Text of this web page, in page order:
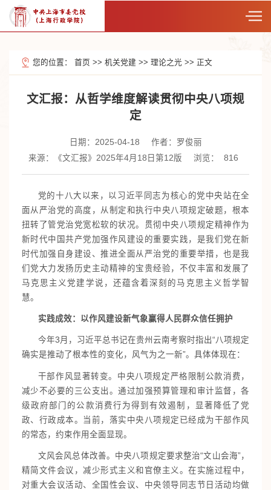
您的位置： 首页 >> 机关党建 >> 理论之光 >> 正文
文汇报：从哲学维度解读贯彻中央八项规
定
日期：2025-04-18
作者：罗俊丽
来源：《文汇报》2025年4月18日第12版
浏览： 816
党的十八大以来，以习近平同志为核心的党中央站在全
面从严治党的高度，从制定和执行中央八项规定破题，根本
扭转了管党治党宽松软的状况。贯彻中央八项规定精神作为
新时代中国共产党加强作风建设的重要实践，是我们党在新
时代加强自身建设、推进全面从严治党的重要举措，也是我
们党大力发扬历史主动精神的宝贵经验，不仅丰富和发展了
马克思主义党建学说，还蕴含着深刻的马克思主义哲学智
慧。
实践成效：以作风建设新气象赢得人民群众信任拥护
今年3月，习近平总书记在贵州云南考察时指出“八项规定
确实是推动了根本性的变化，风气为之一新”。具体体现在：
干部作风显著转变。中央八项规定严格限制公款消费，
减少不必要的三公支出。通过加强预算管理和审计监督，各
级政府部门的公款消费行为得到有效遏制，显著降低了党
政、行政成本。当前，落实中央八项规定已经成为干部作风
的常态，约束作用全面显现。
文风会风总体改善。中央八项规定要求整治“文山会海”，
精简文件会议，减少形式主义和官僚主义。在实施过程中，
对重大会议活动、全国性会议、中央领导同志节日活动均做